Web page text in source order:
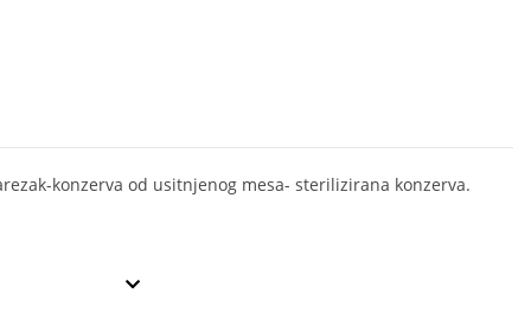
konzerva od usitnjenog mesa- sterilizirana konzerva.